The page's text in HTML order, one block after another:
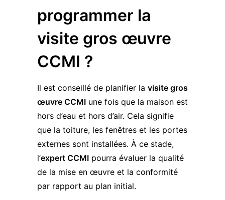
programmer la
visite gros œuvre
CCMI ?
Il est conseillé de planifier la visite gros
œuvre CCMI une fois que la maison est
hors d’eau et hors d’air. Cela signifie
que la toiture, les fenêtres et les portes
externes sont installées. À ce stade,
l’expert CCMI pourra évaluer la qualité
de la mise en œuvre et la conformité
par rapport au plan initial.